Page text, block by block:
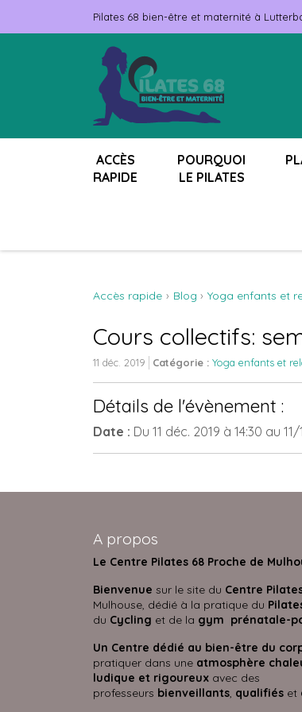
Pilates 68 bien-être et maternité à
ACCÈS
RAPIDE
POURQUOI
LE PILATES
Accès rapide Blog Yoga enfants et
Cours collectifs:
11 déc. 2019 Catégorie : Yoga enfants et
Détails de l'évènement :
Date : Du 11 déc. 2019 à 14:30 au
A propos
Le Centre Pilates 68 Proche de
Bienvenue sur le site du Centre
Mulhouse, dédié à la pratique du
du Cycling et de la gym prénatale-
Un Centre dédié au bien-être du
pratiquer dans une atmosphère
ludique et rigoureux avec des
professeurs bienveillants, qualifiés et